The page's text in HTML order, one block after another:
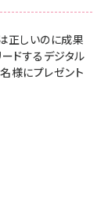
正しいのに成果
ドするデジタル
様にプレゼント